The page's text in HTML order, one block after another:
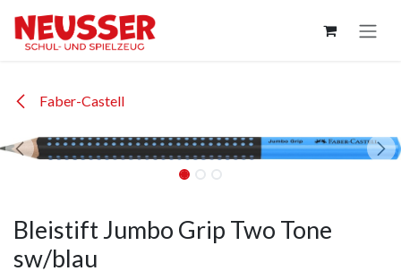
Faber-Castell
Bleistift Jumbo Grip Two Tone
sw/blau